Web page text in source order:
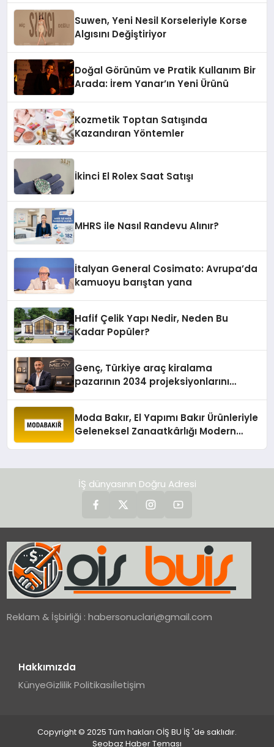
Suwen, Yeni Nesil Korseleriyle Korse
Algısını Değiştiriyor
Doğal Görünüm ve Pratik Kullanım Bir
Arada: İrem Yanar’ın Yeni Ürünü
Kozmetik Toptan Satışında
Kazandıran Yöntemler
İkinci El Rolex Saat Satışı
MHRS ile Nasıl Randevu Alınır?
İtalyan General Cosimato: Avrupa’da
kamuoyu barıştan yana
Hafif Çelik Yapı Nedir, Neden Bu
Kadar Popüler?
Genç, Türkiye araç kiralama
pazarının 2034 projeksiyonlarını
Moda Bakır, El Yapımı Bakır Ürünleriyle
Geleneksel Zanaatkârlığı Modern
İŞ dünyasının Doğru Adresi
Reklam & İşbirliği :habersonuclari@gmail.com
Hakkımızda
KünyeGizlilik Politikasıİletişim
Copyright © 2025 Tüm hakları OİŞ BU İŞ 'de saklıdır.
Seobaz Haber Teması